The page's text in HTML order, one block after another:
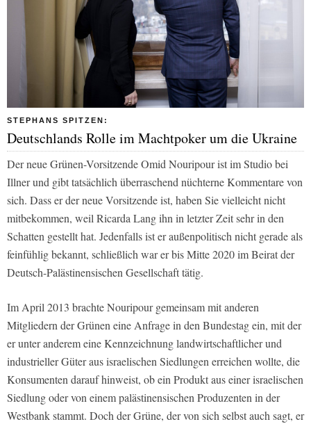
STEPHANS SPITZEN:
Deutschlands Rolle im Machtpoker um die Ukraine
Der neue Grünen-Vorsitzende Omid Nouripour ist im Studio bei
Illner und gibt tatsächlich überraschend nüchterne Kommentare von
sich. Dass er der neue Vorsitzende ist, haben Sie vielleicht nicht
mitbekommen, weil Ricarda Lang ihn in letzter Zeit sehr in den
Schatten gestellt hat. Jedenfalls ist er außenpolitisch nicht gerade als
feinfühlig bekannt, schließlich war er bis Mitte 2020 im Beirat der
Deutsch-Palästinensischen Gesellschaft tätig.
Im April 2013 brachte Nouripour gemeinsam mit anderen
Mitgliedern der Grünen eine Anfrage in den Bundestag ein, mit der
er unter anderem eine Kennzeichnung landwirtschaftlicher und
industrieller Güter aus israelischen Siedlungen erreichen wollte, die
Konsumenten darauf hinweist, ob ein Produkt aus einer israelischen
Siedlung oder von einem palästinensischen Produzenten in der
Westbank stammt. Doch der Grüne, der von sich selbst auch sagt, er